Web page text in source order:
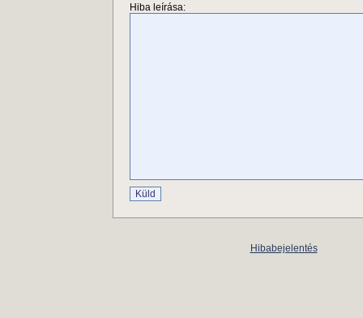
Hiba leírása:
Hibabejelentés